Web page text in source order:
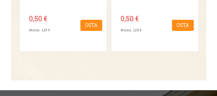
0,50 €
Norm. 1,15 €
OSTA
0,50 €
Norm. 1,15 €
OSTA